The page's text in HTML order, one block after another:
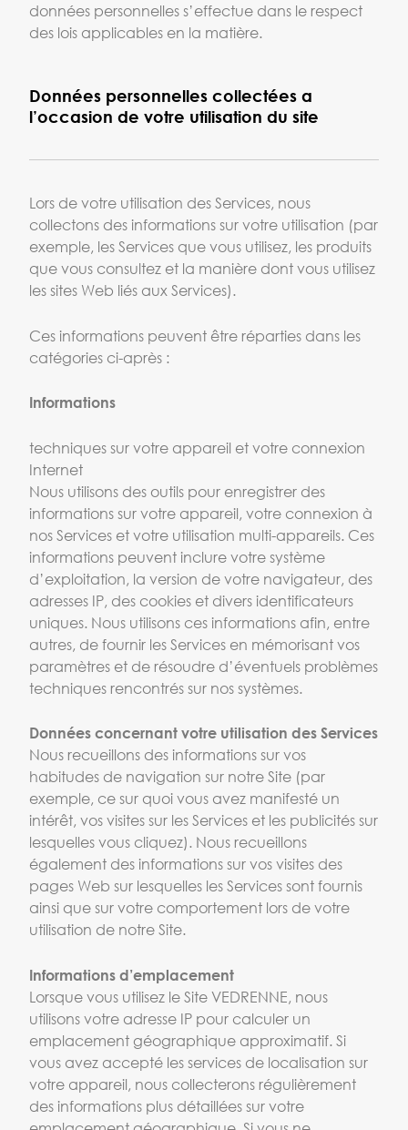
données personnelles s’effectue dans le respect
des lois applicables en la matière.
Données personnelles collectées a
l’occasion de votre utilisation du site
Lors de votre utilisation des Services, nous
collectons des informations sur votre utilisation (par
exemple, les Services que vous utilisez, les produits
que vous consultez et la manière dont vous utilisez
les sites Web liés aux Services).
Ces informations peuvent être réparties dans les
catégories ci-après :
Informations
techniques sur votre appareil et votre connexion
Internet
Nous utilisons des outils pour enregistrer des
informations sur votre appareil, votre connexion à
nos Services et votre utilisation multi-appareils. Ces
informations peuvent inclure votre système
d’exploitation, la version de votre navigateur, des
adresses IP, des cookies et divers identificateurs
uniques. Nous utilisons ces informations afin, entre
autres, de fournir les Services en mémorisant vos
paramètres et de résoudre d’éventuels problèmes
techniques rencontrés sur nos systèmes.
Données concernant votre utilisation des Services
Nous recueillons des informations sur vos
habitudes de navigation sur notre Site (par
exemple, ce sur quoi vous avez manifesté un
intérêt, vos visites sur les Services et les publicités sur
lesquelles vous cliquez). Nous recueillons
également des informations sur vos visites des
pages Web sur lesquelles les Services sont fournis
ainsi que sur votre comportement lors de votre
utilisation de notre Site.
Informations d’emplacement
Lorsque vous utilisez le Site VEDRENNE, nous
utilisons votre adresse IP pour calculer un
emplacement géographique approximatif. Si
vous avez accepté les services de localisation sur
votre appareil, nous collecterons régulièrement
des informations plus détaillées sur votre